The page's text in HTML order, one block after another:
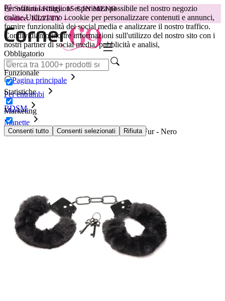
Per offrirti la migliore esperienza possibile nel nostro negozio
online.Utilizziamo i cookie per personalizzare contenuti e annunci,
fornire funzionalità dei social media e analizzare il nostro traffico.
Condividiamo inoltre informazioni sull'utilizzo del nostro sito con i
nostri partner di social media, pubblicità e analisi,
Obbligatorio
Funzionale
Statistiche
Marketing
Consenti tutto Consenti selezionati Rifiuta
😽Svakom Klitty: 15 € IN MENO
Codice: KLITTY →
Pagina principale
Per entrambi
BDSM
Manette
XR Brands - Manette in pelliccia Cuffed In Fur - Nero